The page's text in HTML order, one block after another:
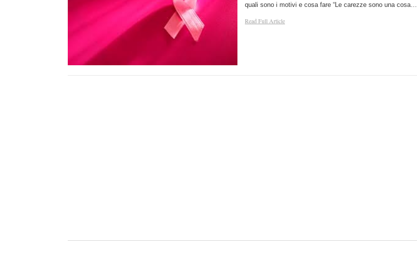
quali sono i motivi e cosa fare “Le carezze sono una cosa…
Read Full Article